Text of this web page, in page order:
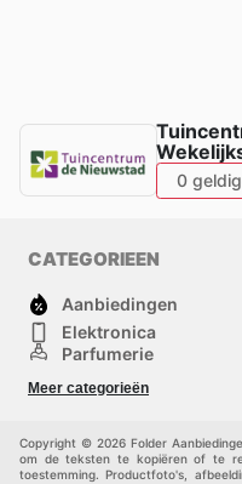
0
CATEGORIEEN
Aanbiedingen
Elektronica
Parfumerie
Kinderen
Meer categorieën
Copyright © 2026 Folder
om de teksten te kopiëren of te
toestemming. Productfoto's,